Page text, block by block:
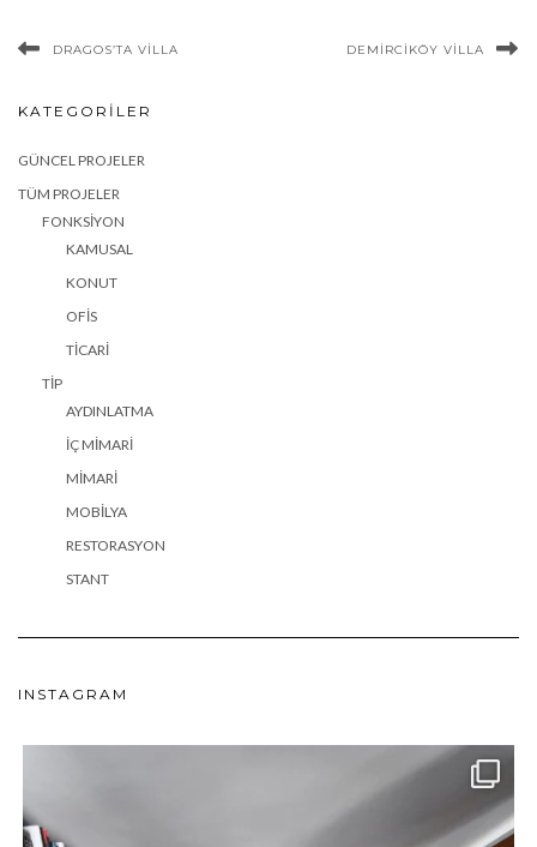
DRAGOS’TA VILLA DEMIRCIKÖY VILLA
KATEGORILER
GÜNCEL PROJELER
TÜM PROJELER
FONKSIYON
KAMUSAL
KONUT
OFIS
TICARI
TIP
AYDINLATMA
İÇ MIMARI
MIMARI
MOBILYA
RESTORASYON
STANT
INSTAGRAM